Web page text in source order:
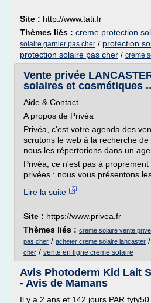
Site : http://www.tati.fr
Thèmes liés : creme protection
solaire garnier pas cher / protection
protection solaire pas cher / creme
Vente privée
solaires et cosmétiques
Aide & Contact
A propos de Privéa
Privéa, c'est votre agenda des
scrutons le web à la recherche
nous les répertorions dans un
Privéa, ce n'est pas à
privées : nous vous présentons les
Lire la suite
Site : https://www.privea.fr
Thèmes liés : creme solaire vente
pas cher / acheter creme solaire lancaster /
cher / vente en ligne creme solaire
Avis Photoderm Kid Lait
- Avis de Mamans
Il y a 2 ans et 142 jours PAR tyty50